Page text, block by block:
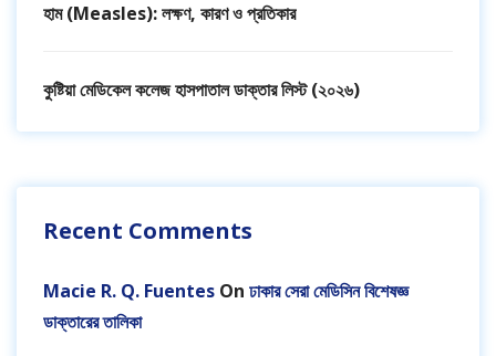
হাম (Measles): লক্ষণ, কারণ ও প্রতিকার
কুষ্টিয়া মেডিকেল কলেজ হাসপাতাল ডাক্তার লিস্ট (২০২৬)
Recent Comments
Macie R. Q. Fuentes On ঢাকার সেরা মেডিসিন বিশেষজ্ঞ
ডাক্তারের তালিকা